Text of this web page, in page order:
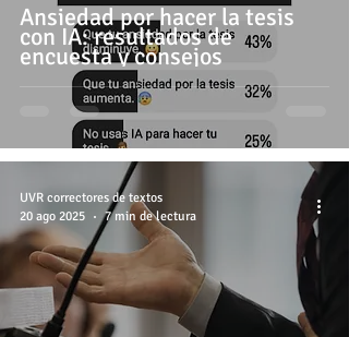
Ansiedad por hacer la tesis
con IA: resultados de
encuesta y consejos
UVR correctores de textos
20 ago 2025
7 min de lectura